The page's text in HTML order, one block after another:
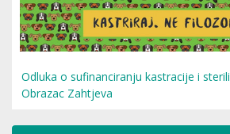
Odluka o sufinanciranju kastracije i
Obrazac Zahtjeva